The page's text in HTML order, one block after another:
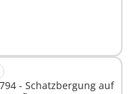
- Schatzbergung auf